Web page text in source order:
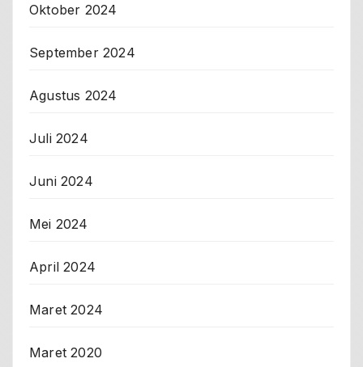
Oktober 2024
September 2024
Agustus 2024
Juli 2024
Juni 2024
Mei 2024
April 2024
Maret 2024
Maret 2020